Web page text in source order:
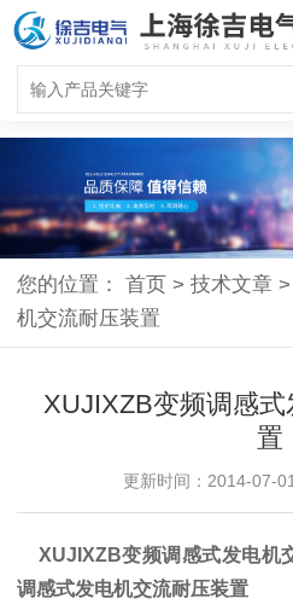
您的位置： 首页 > 技术文章 >
机交流耐压装置
XUJIXZB变频调感
置
更新时间：2014-07-
XUJIXZB变频调感式发电机
调感式发电机交流耐压装置